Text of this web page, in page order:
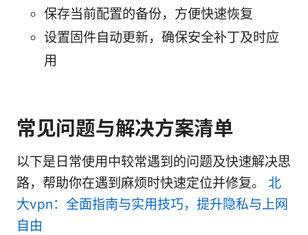
保存当前配置的备份，方便快速恢复
设置固件自动更新，确保安全补丁及时应
用
常见问题与解决方案清单
以下是日常使用中较常遇到的问题及快速解决思
路，帮助你在遇到麻烦时快速定位并修复。 北
大vpn：全面指南与实用技巧，提升隐私与上网
自由